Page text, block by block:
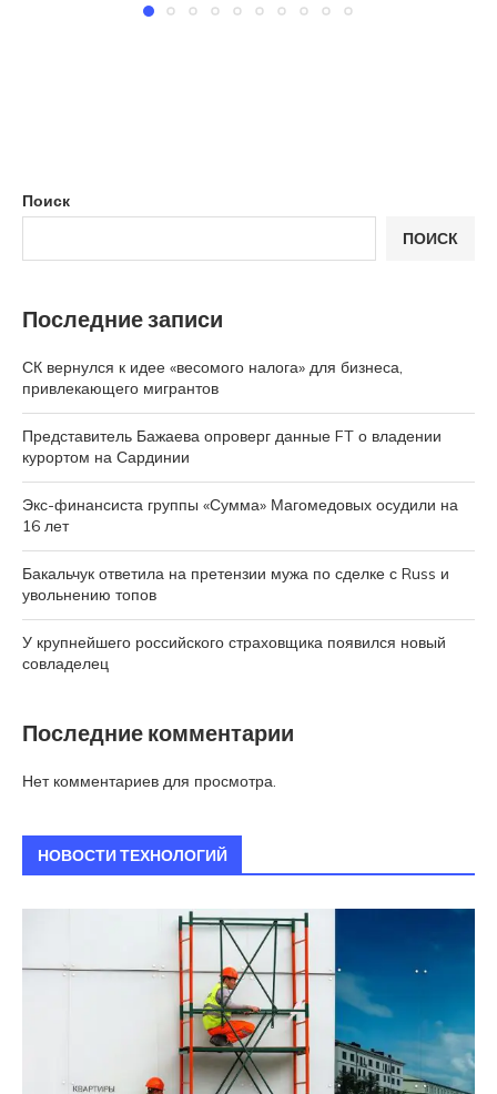
Поиск
ПОИСК
Последние записи
СК вернулся к идее «весомого налога» для бизнеса,
привлекающего мигрантов
Представитель Бажаева опроверг данные FT о владении
курортом на Сардинии
Экс-финансиста группы «Сумма» Магомедовых осудили на
16 лет
Бакальчук ответила на претензии мужа по сделке с Russ и
увольнению топов
У крупнейшего российского страховщика появился новый
совладелец
Последние комментарии
Нет комментариев для просмотра.
НОВОСТИ ТЕХНОЛОГИЙ